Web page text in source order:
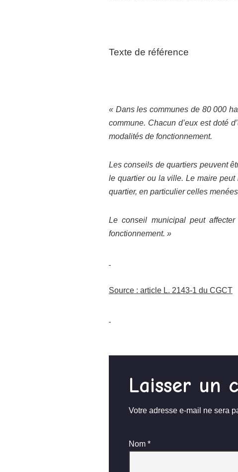
Texte de référence
« Dans les communes de 80 000
commune. Chacun d’eux est doté
modalités de fonctionnement.
Les conseils de quartiers peuvent
le quartier ou la ville. Le maire
quartier, en particulier celles
Le conseil municipal peut
fonctionnement. »
Source : article L. 2143-1 du CGCT
Laisser un
Votre adresse e-mail ne sera
Nom *